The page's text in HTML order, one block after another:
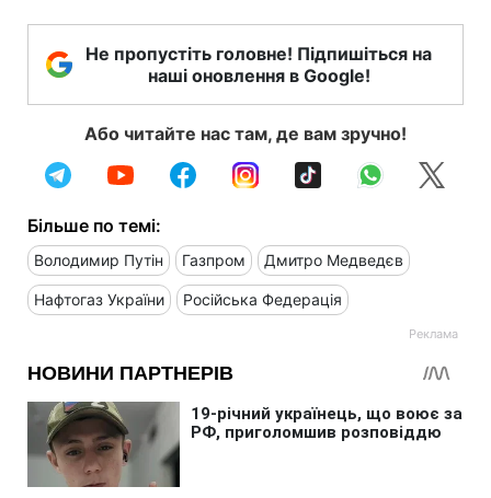
Не пропустіть головне! Підпишіться на
наші оновлення в Google!
Або читайте нас там, де вам зручно!
Більше по темі:
Володимир Путін Газпром Дмитро Медведєв
Нафтогаз України Російська Федерація